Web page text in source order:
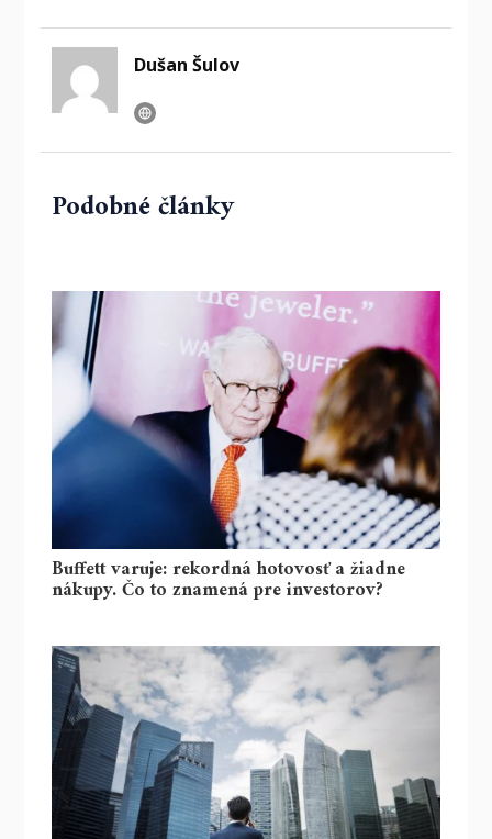
Dušan Šulov
Podobné články
Buffett varuje: rekordná hotovosť a žiadne
nákupy. Čo to znamená pre investorov?